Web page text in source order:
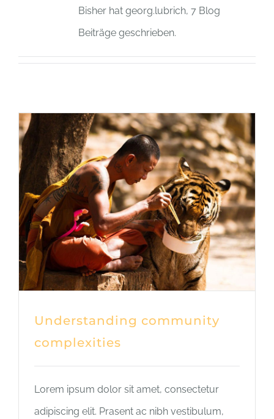
Euer Beitrag
Kontakt
Bisher hat georg.lubrich, 7 Blog
Beiträge geschrieben.
Understanding community
complexities
Lorem ipsum dolor sit amet, consectetur
adipiscing elit. Prasent ac nibh vestibulum,